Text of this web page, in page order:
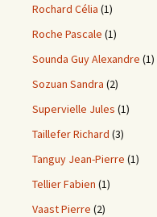
Rochard Célia (1)
Roche Pascale (1)
Sounda Guy Alexandre (1)
Sozuan Sandra (2)
Supervielle Jules (1)
Taillefer Richard (3)
Tanguy Jean-Pierre (1)
Tellier Fabien (1)
Vaast Pierre (2)